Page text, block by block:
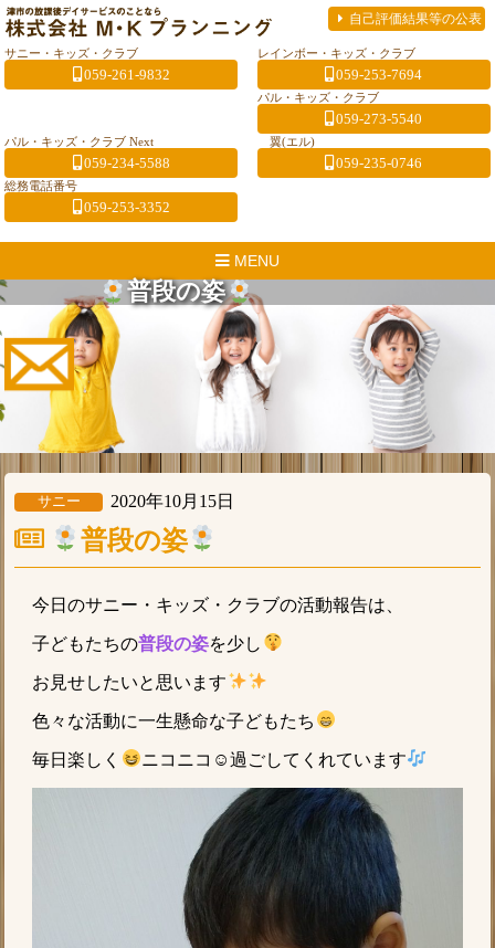
自己評価結果等の公表
サニー・キッズ・クラブ
059-261-9832
レインボー・キッズ・クラブ
059-253-7694
パル・キッズ・クラブ
059-273-5540
パル・キッズ・クラブ Next
059-234-5588
翼(エル)
059-235-0746
総務電話番号
059-253-3352
MENU
普段の姿
サニー 2020年10月15日
普段の姿
今日のサニー・キッズ・クラブの活動報告は、
子どもたちの普段の姿を少し
お見せしたいと思います
色々な活動に一生懸命な子どもたち
毎日楽しく ニコニコ☺過ごしてくれています